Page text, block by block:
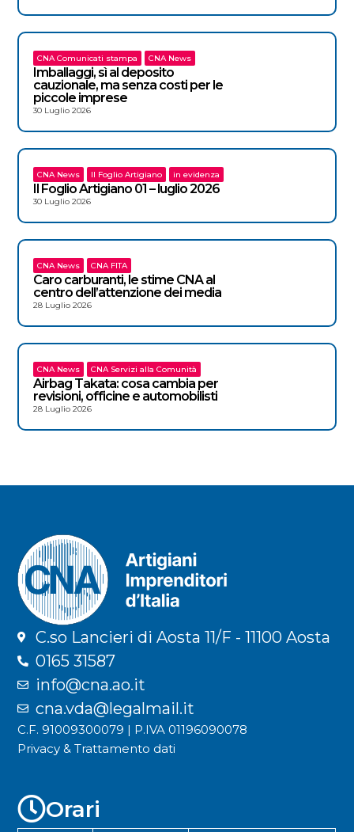
CNA Comunicati stampa CNA News
Imballaggi, sì al deposito
cauzionale, ma senza costi per le
piccole imprese
30 Luglio 2026
CNA News Il Foglio Artigiano in evidenza
Il Foglio Artigiano 01 – luglio 2026
30 Luglio 2026
CNA News CNA FITA
Caro carburanti, le stime CNA al
centro dell’attenzione dei media
28 Luglio 2026
CNA News CNA Servizi alla Comunità
Airbag Takata: cosa cambia per
revisioni, officine e automobilisti
28 Luglio 2026
C.so Lancieri di Aosta 11/F - 11100 Aosta
0165 31587
info@cna.ao.it
cna.vda@legalmail.it
C.F. 91009300079 | P.IVA 01196090078
Privacy & Trattamento dati
Orari